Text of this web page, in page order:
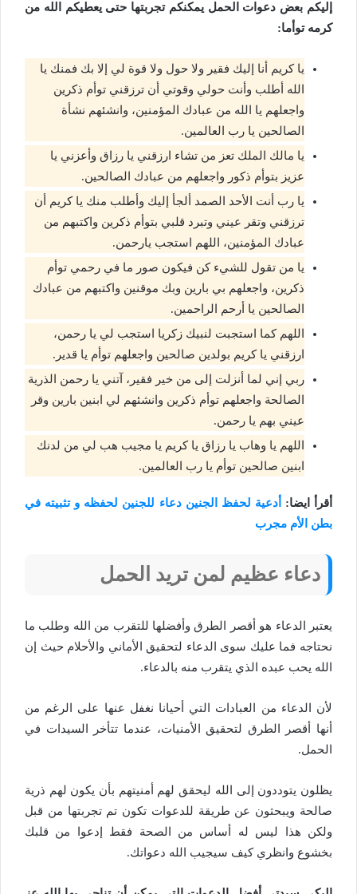
إليكم بعض دعوات الحمل يمكنكم تجربتها حتى يعطيكم الله من
كرمه توأما:
يا كريم أنا إليك فقير ولا حول ولا قوة لي إلا بك فمنك يا
الله أطلب وأنت حولي وقوتي أن ترزقني توأم ذكرين
واجعلهم يا الله من عبادك المؤمنين، وانشئهم نشأة
الصالحين يا رب العالمين.
يا مالك الملك تعز من تشاء ارزقني يا رزاق وأعزني يا
عزيز بتوأم ذكور واجعلهم من عبادك الصالحين.
يا رب أنت الأحد الصمد ألجأ إليك وأطلب منك يا كريم أن
ترزقني وتقر عيني وتبرد قلبي بتوأم ذكرين واكتبهم من
عبادك المؤمنين، اللهم استجب يارحمن.
يا من تقول للشيء كن فيكون صور ما في رحمي توأم
ذكرين، واجعلهم بي بارين وبك موقنين واكتبهم من عبادك
الصالحين يا أرحم الراحمين.
اللهم كما استجبت لنبيك زكريا استجب لي يا رحمن،
ارزقني يا كريم بولدين صالحين واجعلهم توأم يا قدير.
ربي إني لما أنزلت إلى من خير فقير، آتني يا رحمن الذرية
الصالحة واجعلهم توأم ذكرين وانشئهم لي ابنين بارين وقر
عيني بهم يا رحمن.
اللهم يا وهاب يا رزاق يا كريم يا مجيب هب لي من لدنك
ابنين صالحين توأم يا رب العالمين.
أقرأ ايضا:
أدعية لحفظ الجنين دعاء للجنين لحفظه و تثبيته في
بطن الأم مجرب
دعاء عظيم لمن تريد الحمل
يعتبر الدعاء هو أقصر الطرق وأفضلها للتقرب من الله وطلب ما
نحتاجه فما عليك سوى الدعاء لتحقيق الأماني والأحلام حيث إن
الله يحب عبده الذي يتقرب منه بالدعاء.
لأن الدعاء من العبادات التي أحيانا نغفل عنها على الرغم من
أنها أقصر الطرق لتحقيق الأمنيات، عندما تتأخر السيدات في
الحمل.
يظلون يتوددون إلى الله ليحقق لهم أمنيتهم بأن يكون لهم ذرية
صالحة ويبحثون عن طريقة للدعوات تكون تم تجربتها من قبل
ولكن هذا ليس له أساس من الصحة فقط إدعوا من قلبك
بخشوع وانظري كيف سيجيب الله دعواتك.